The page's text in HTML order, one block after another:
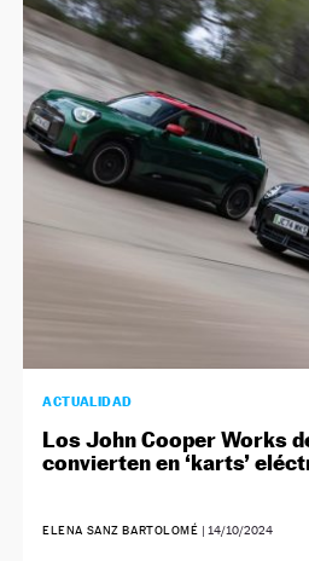
ACTUALIDAD
Los John Cooper Works
convierten en ‘karts’
ELENA SANZ BARTOLOMÉ | 14/10/2024